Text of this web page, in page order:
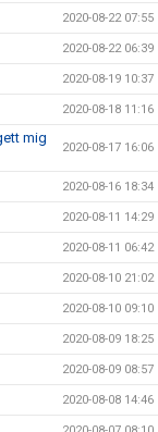
2020-08-22 07:55
2020-08-22 06:39
2020-08-19 10:37
2020-08-18 11:16
mig
2020-08-17 16:06
2020-08-16 18:34
2020-08-11 14:29
2020-08-11 06:42
2020-08-10 21:02
2020-08-10 09:10
2020-08-09 18:25
2020-08-09 08:57
2020-08-08 14:46